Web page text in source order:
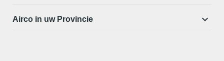
Airco in uw Provincie 